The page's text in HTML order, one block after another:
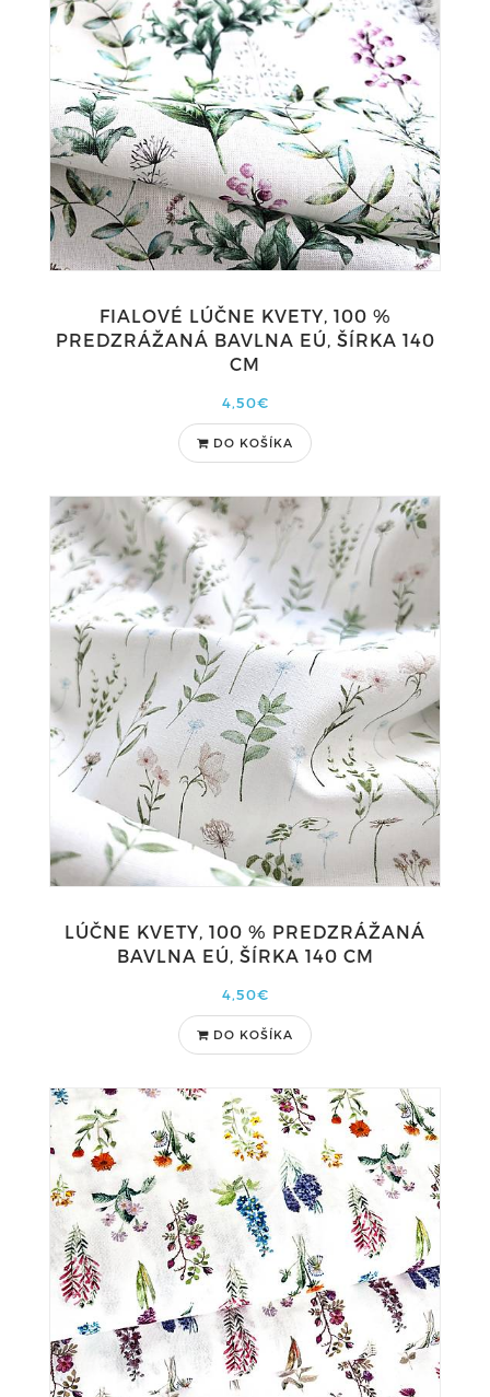
FIALOVÉ LÚČNE KVETY, 100 %
PREDZRÁŽANÁ BAVLNA EÚ, ŠÍRKA 140
CM
4,50€
DO KOŠÍKA
LÚČNE KVETY, 100 % PREDZRÁŽANÁ
BAVLNA EÚ, ŠÍRKA 140 CM
4,50€
DO KOŠÍKA